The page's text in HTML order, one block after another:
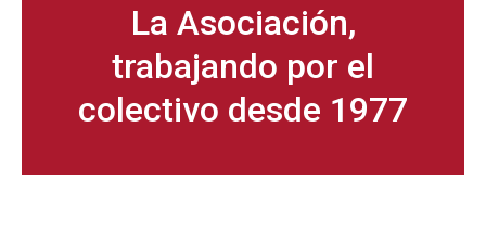
La Asociación,
trabajando por el
colectivo desde 1977